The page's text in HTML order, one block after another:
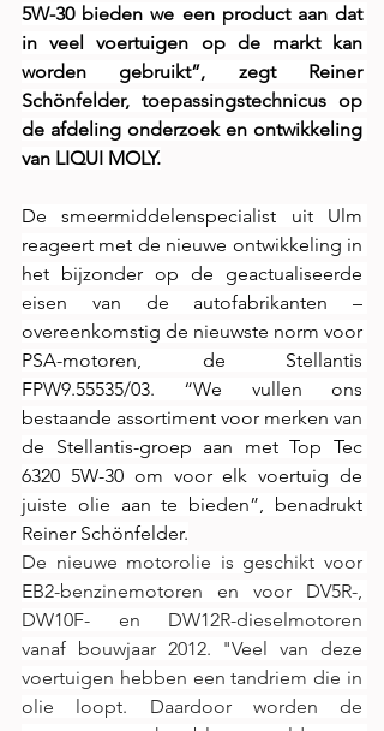
5W-30 bieden we een product aan dat
in veel voertuigen op de markt kan
worden gebruikt”, zegt Reiner
Schönfelder, toepassingstechnicus op
de afdeling onderzoek en ontwikkeling
van LIQUI MOLY.
De smeermiddelenspecialist uit Ulm
reageert met de nieuwe ontwikkeling in
het bijzonder op de geactualiseerde
eisen van de autofabrikanten –
overeenkomstig de nieuwste norm voor
PSA-motoren, de Stellantis
FPW9.55535/03. “We vullen ons
bestaande assortiment voor merken van
de Stellantis-groep aan met Top Tec
6320 5W-30 om voor elk voertuig de
juiste olie aan te bieden”, benadrukt
Reiner Schönfelder.
De nieuwe motorolie is geschikt voor
EB2-benzinemotoren en voor DV5R-,
DW10F- en DW12R-dieselmotoren
vanaf bouwjaar 2012. "Veel van deze
voertuigen hebben een tandriem die in
olie loopt. Daardoor worden de